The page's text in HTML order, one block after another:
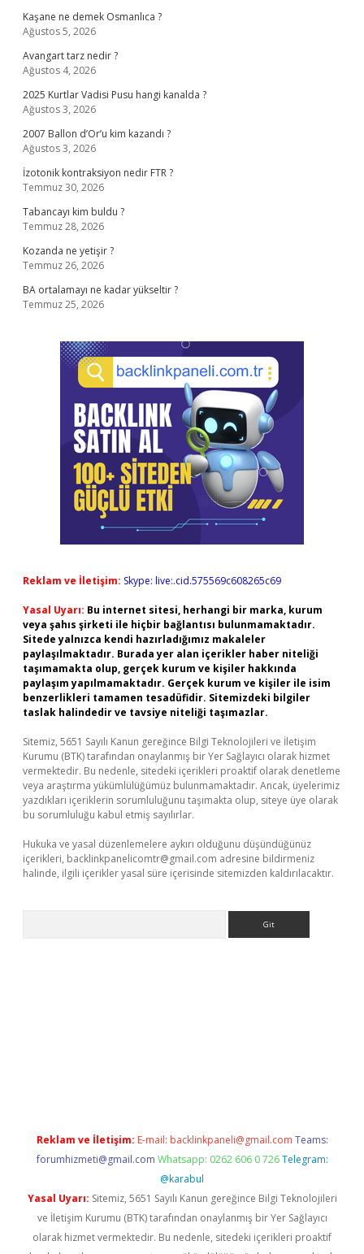
Kaşane ne demek Osmanlıca ?
Ağustos 5, 2026
Avangart tarz nedir ?
Ağustos 4, 2026
2025 Kurtlar Vadisi Pusu hangi kanalda ?
Ağustos 3, 2026
2007 Ballon d’Or’u kim kazandı ?
Ağustos 3, 2026
İzotonik kontraksiyon nedir FTR ?
Temmuz 30, 2026
Tabancayı kim buldu ?
Temmuz 28, 2026
Kozanda ne yetişir ?
Temmuz 26, 2026
BA ortalamayı ne kadar yükseltir ?
Temmuz 25, 2026
Reklam ve İletişim: Skype: live:.cid.575569c608265c69
Yasal Uyarı: Bu internet sitesi, herhangi bir marka, kurum
veya şahıs şirketi ile hiçbir bağlantısı bulunmamaktadır.
Sitede yalnızca kendi hazırladığımız makaleler
paylaşılmaktadır. Burada yer alan içerikler haber niteliği
taşımamakta olup, gerçek kurum ve kişiler hakkında
paylaşım yapılmamaktadır. Gerçek kurum ve kişiler ile isim
benzerlikleri tamamen tesadüfidir. Sitemizdeki bilgiler
taslak halindedir ve tavsiye niteliği taşımazlar.
Sitemiz, 5651 Sayılı Kanun gereğince Bilgi Teknolojileri ve İletişim
Kurumu (BTK) tarafından onaylanmış bir Yer Sağlayıcı olarak hizmet
vermektedir. Bu nedenle, sitedeki içerikleri proaktif olarak denetleme
veya araştırma yükümlülüğümüz bulunmamaktadır. Ancak, üyelerimiz
yazdıkları içeriklerin sorumluluğunu taşımakta olup, siteye üye olarak
bu sorumluluğu kabul etmiş sayılırlar.
Hukuka ve yasal düzenlemelere aykırı olduğunu düşündüğünüz
içerikleri, backlinkpanelicomtr@gmail.com adresine bildirmeniz
halinde, ilgili içerikler yasal süre içerisinde sitemizden kaldırılacaktır.
Reklam ve İletişim: E-mail: backlinkpaneli@gmail.com Teams:
forumhizmeti@gmail.com Whatsapp: 0262 606 0 726 Telegram:
@karabul
Yasal Uyarı: Sitemiz, 5651 Sayılı Kanun gereğince Bilgi Teknolojileri
ve İletişim Kurumu (BTK) tarafından onaylanmış bir Yer Sağlayıcı
olarak hizmet vermektedir. Bu nedenle, sitedeki içerikleri proaktif